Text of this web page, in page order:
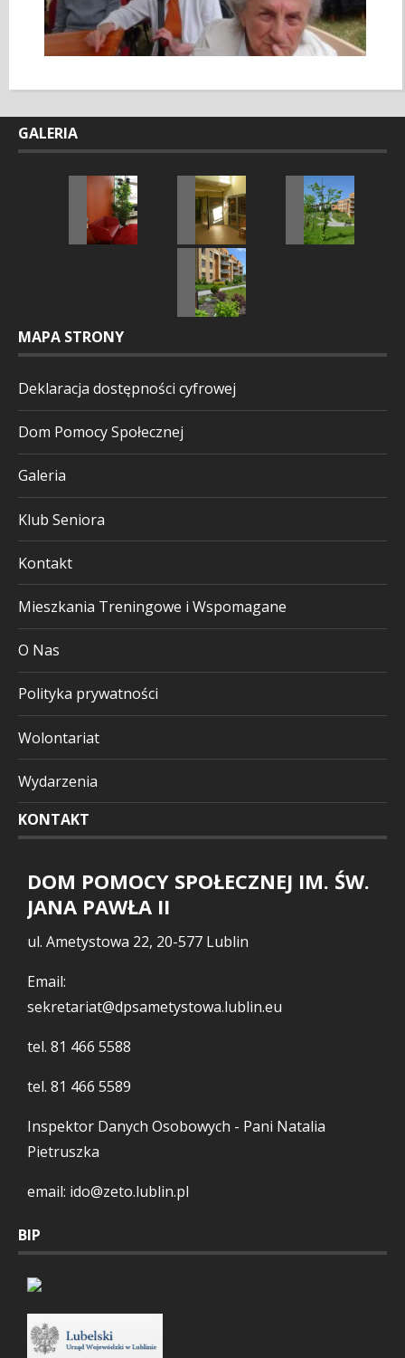
GALERIA
MAPA STRONY
Deklaracja dostępności cyfrowej
Dom Pomocy Społecznej
Galeria
Klub Seniora
Kontakt
Mieszkania Treningowe i Wspomagane
O Nas
Polityka prywatności
Wolontariat
Wydarzenia
KONTAKT
DOM POMOCY SPOŁECZNEJ IM. ŚW.
JANA PAWŁA II
ul. Ametystowa 22, 20-577 Lublin
Email:
sekretariat@dpsametystowa.lublin.eu
tel. 81 466 5588
tel. 81 466 5589
Inspektor Danych Osobowych - Pani Natalia
Pietruszka
email: ido@zeto.lublin.pl
BIP